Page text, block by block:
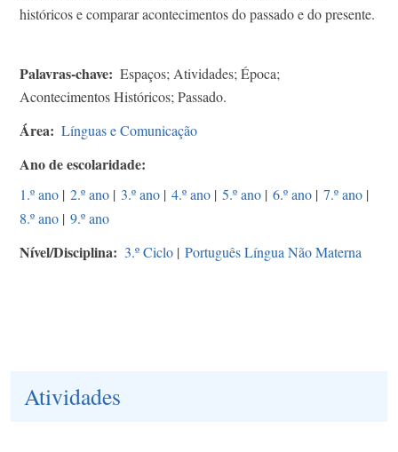
históricos e comparar acontecimentos do passado e do presente.
Palavras-chave
Espaços; Atividades; Época;
Acontecimentos Históricos; Passado.
Área Línguas e Comunicação
Ano de escolaridade
1.º ano | 2.º ano | 3.º ano | 4.º ano | 5.º ano | 6.º ano | 7.º ano |
8.º ano | 9.º ano
Nível/Disciplina 3.º Ciclo | Português Língua Não Materna
Atividades